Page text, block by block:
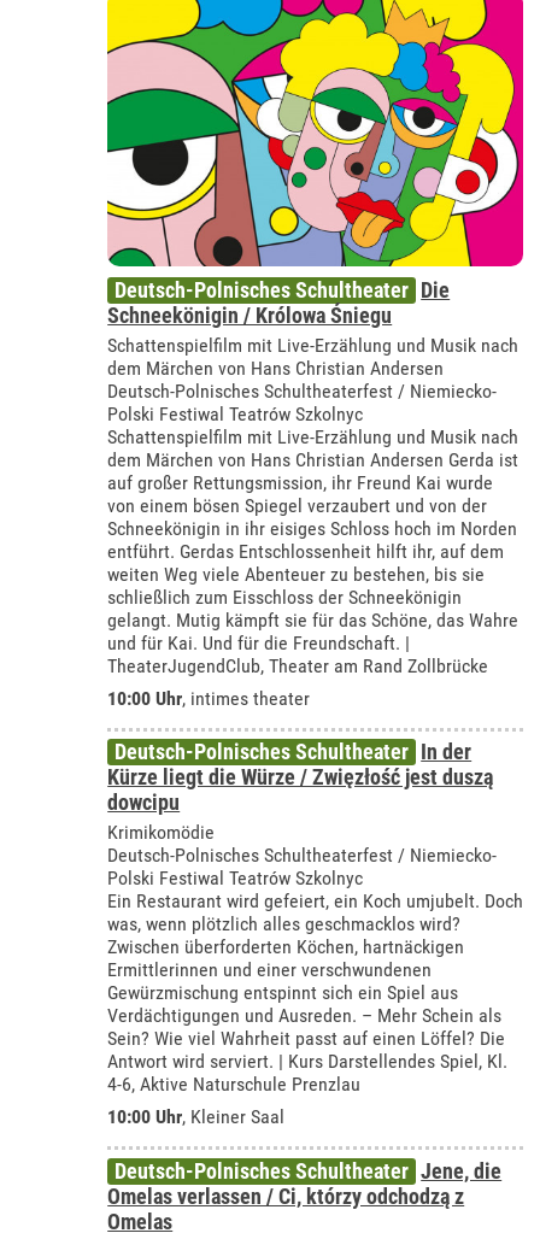
Deutsch-Polnisches Schultheater Die
Schneekönigin / Królowa Śniegu
Schattenspielfilm mit Live-Erzählung und Musik nach
dem Märchen von Hans Christian Andersen
Deutsch-Polnisches Schultheaterfest / Niemiecko-
Polski Festiwal Teatrów Szkolnyc
Schattenspielfilm mit Live-Erzählung und Musik nach
dem Märchen von Hans Christian Andersen Gerda ist
auf großer Rettungsmission, ihr Freund Kai wurde
von einem bösen Spiegel verzaubert und von der
Schneekönigin in ihr eisiges Schloss hoch im Norden
entführt. Gerdas Entschlossenheit hilft ihr, auf dem
weiten Weg viele Abenteuer zu bestehen, bis sie
schließlich zum Eisschloss der Schneekönigin
gelangt. Mutig kämpft sie für das Schöne, das Wahre
und für Kai. Und für die Freundschaft. |
TheaterJugendClub, Theater am Rand Zollbrücke
10:00 Uhr, intimes theater
Deutsch-Polnisches Schultheater In der
Kürze liegt die Würze / Zwięzłość jest duszą
dowcipu
Krimikomödie
Deutsch-Polnisches Schultheaterfest / Niemiecko-
Polski Festiwal Teatrów Szkolnyc
Ein Restaurant wird gefeiert, ein Koch umjubelt. Doch
was, wenn plötzlich alles geschmacklos wird?
Zwischen überforderten Köchen, hartnäckigen
Ermittlerinnen und einer verschwundenen
Gewürzmischung entspinnt sich ein Spiel aus
Verdächtigungen und Ausreden. – Mehr Schein als
Sein? Wie viel Wahrheit passt auf einen Löffel? Die
Antwort wird serviert. | Kurs Darstellendes Spiel, Kl.
4-6, Aktive Naturschule Prenzlau
10:00 Uhr, Kleiner Saal
Deutsch-Polnisches Schultheater Jene, die
Omelas verlassen / Ci, którzy odchodzą z
Omelas